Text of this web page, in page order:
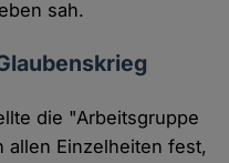
sah.
die "Arbeitsgruppe
allen Einzelheiten fest,